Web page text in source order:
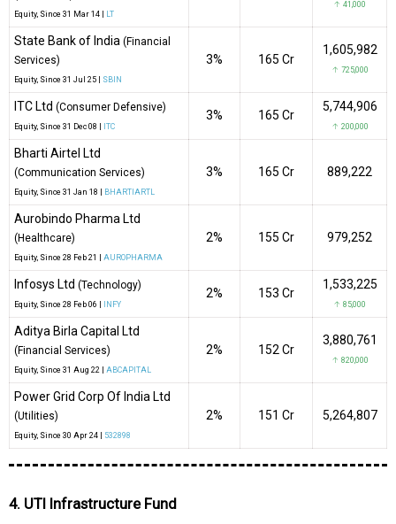
Equity, Since 31 Mar 14 | LT
↑ 41,000
State Bank of India (Financial
Services)
Equity, Since 31 Jul 25 | SBIN
3% ₹165 Cr
1,605,982
↑ 725,000
ITC Ltd (Consumer Defensive)
Equity, Since 31 Dec 08 | ITC
3% ₹165 Cr
5,744,906
↑ 200,000
Bharti Airtel Ltd
(Communication Services)
Equity, Since 31 Jan 18 | BHARTIARTL
3% ₹165 Cr 889,222
Aurobindo Pharma Ltd
(Healthcare)
Equity, Since 28 Feb 21 | AUROPHARMA
2% ₹155 Cr 979,252
Infosys Ltd (Technology)
Equity, Since 28 Feb 06 | INFY
2% ₹153 Cr
1,533,225
↑ 85,000
Aditya Birla Capital Ltd
(Financial Services)
Equity, Since 31 Aug 22 | ABCAPITAL
2% ₹152 Cr
3,880,761
↑ 820,000
Power Grid Corp Of India Ltd
(Utilities)
Equity, Since 30 Apr 24 | 532898
2% ₹151 Cr 5,264,807
4. UTI Infrastructure Fund